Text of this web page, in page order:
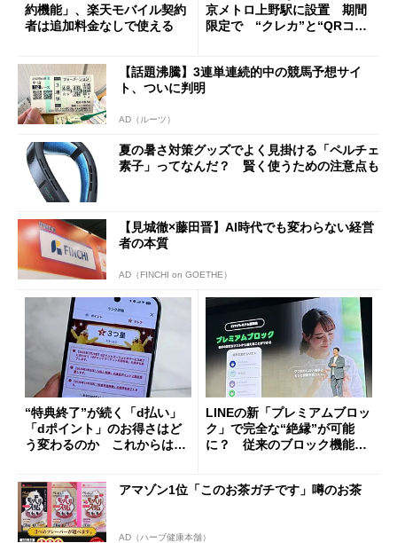
約機能」、楽天モバイル契約
者は追加料金なしで使える
京メトロ上野駅に設置 期間
限定で “クレカ”と“QRコー
【話題沸騰】3連単連続的中の競馬予想サイ
ト、ついに判明
AD（ルーツ）
夏の暑さ対策グッズでよく見掛ける「ペルチェ
素子」ってなんだ？ 賢く使うための注意点も
【見城徹×藤田晋】AI時代でも変わらない経営
者の本質
AD（FINCHI on GOETHE）
“特典終了”が続く「d払い」
「dポイント」のお得さはど
う変わるのか これからは
LINEの新「プレミアムブロッ
ク」で完全な“絶縁”が可能
に？ 従来のブロック機能と
アマゾン1位「このお茶ガチです」噂のお茶
AD（ハーブ健康本舗）